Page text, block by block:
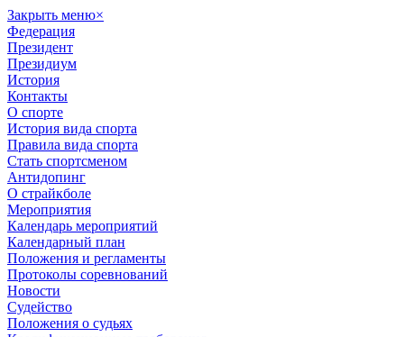
Закрыть меню×
Федерация
Президент
Президиум
История
Контакты
О спорте
История вида спорта
Правила вида спорта
Стать спортсменом
Антидопинг
О страйкболе
Мероприятия
Календарь мероприятий
Календарный план
Положения и регламенты
Протоколы соревнований
Новости
Судейство
Положения о судьях